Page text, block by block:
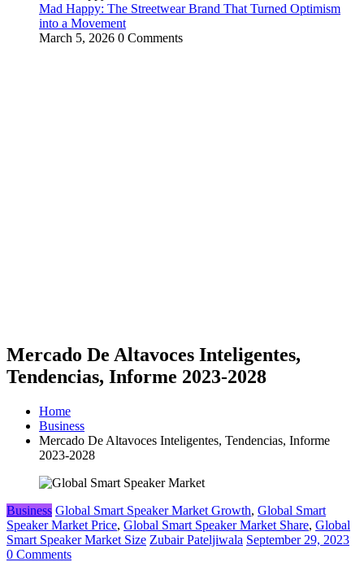
Mad Happy: The Streetwear Brand That Turned Optimism
into a Movement
March 5, 2026 0 Comments
Mercado De Altavoces Inteligentes,
Tendencias, Informe 2023-2028
Home
Business
Mercado De Altavoces Inteligentes, Tendencias, Informe
2023-2028
Business Global Smart Speaker Market Growth, Global Smart
Speaker Market Price, Global Smart Speaker Market Share, Global
Smart Speaker Market Size Zubair Pateljiwala September 29, 2023
0 Comments